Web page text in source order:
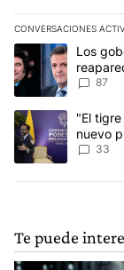
CONVERSACIONES
Este listado
Un artículo de
Los
87
Un artículo de
"El
nuevo
máxima
33